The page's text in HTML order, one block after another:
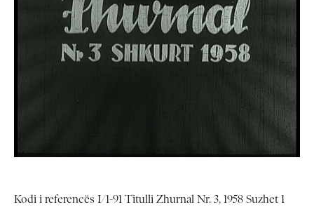
Kodi i referencës I/1-91 Titulli Zhurnal Nr. 3, 1958 Suzhet 1